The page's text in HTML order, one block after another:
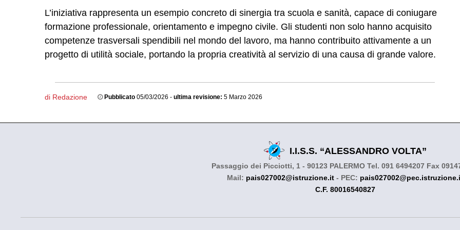
L’iniziativa rappresenta un esempio concreto di sinergia tra scuola e sanità, capace di coniugare
formazione professionale, orientamento e impegno civile. Gli studenti non solo hanno acquisito
competenze trasversali spendibili nel mondo del lavoro, ma hanno contribuito attivamente a un
progetto di utilità sociale, portando la propria creatività al servizio di una causa di grande valore.
Pubblicato 05/03/2026 - ultima revisione: 5 Marzo 2026
di Redazione
I.I.S.S. “ALESSANDRO VOLTA”
Passaggio dei Picciotti, 1 - 90123 PALERMO Tel. 091 6494207 Fax
Mail: pais027002@istruzione.it - PEC:
C.F. 80016540827